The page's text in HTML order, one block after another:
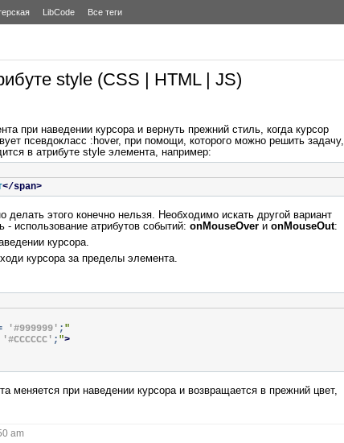
LibCode Все теги
style (CSS | HTML | JS)
при наведении курсора и вернуть прежний стиль, когда курсор
псевдокласс :hover, при помощи, которого можно решить задачу,
в атрибуте style элемента, например:
</span>
делать этого конечно нельзя. Необходимо искать другой вариант
использование атрибутов событий: onMouseOver и onMouseOut:
курсора.
курсора за пределы элемента.
'#999999' ; "
'#CCCCCC' ; ">
меняется при наведении курсора и возвращается в прежний цвет,
am